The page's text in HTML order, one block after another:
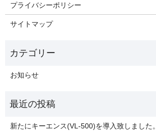
プライバシーポリシー
サイトマップ
お知らせ
新たにキーエンス(VL-500)を導入致しました。